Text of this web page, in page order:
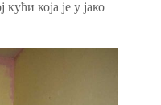
која је у јако